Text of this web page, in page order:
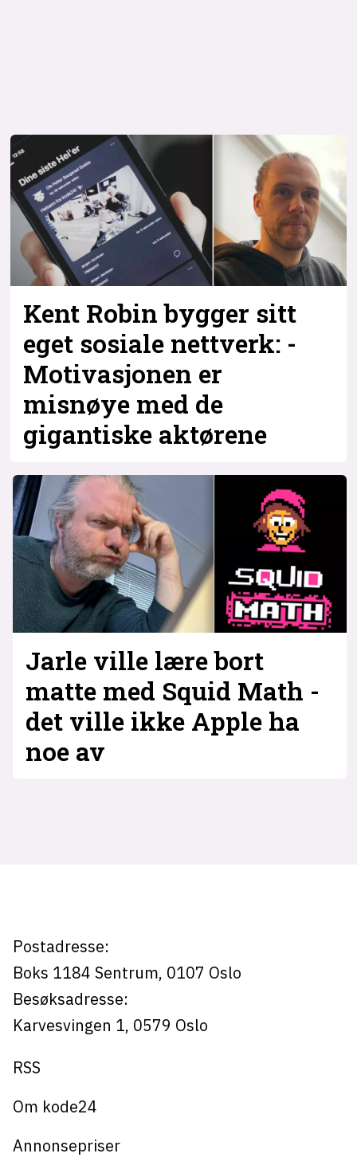
Kent Robin bygger sitt
eget sosiale nettverk: -
Motivasjonen er
misnøye med de
gigantiske aktørene
Jarle ville lære bort
matte med Squid Math -
det ville ikke Apple ha
noe av
Postadresse:
Boks 1184 Sentrum, 0107 Oslo
Besøksadresse:
Karvesvingen 1, 0579 Oslo
RSS
Om kode24
Annonsepriser